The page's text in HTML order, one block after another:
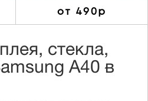
от 490р
стекла,
A40 в